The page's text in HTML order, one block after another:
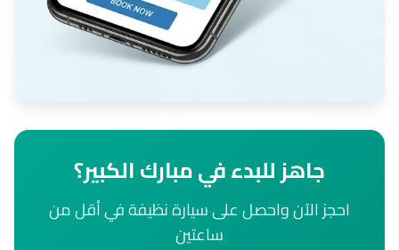
جاهز للبدء في مبارك الكبير؟
احجز الآن واحصل على سيارة نظيفة في أقل من
ساعتين